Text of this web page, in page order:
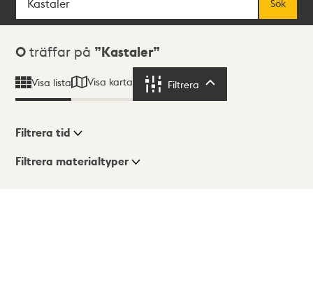
Sök
Sökresultat
0 träffar på Kastaler
Visa lista Visa karta Filtrera
Visningsläge
Filtrera tid
Filtrera materialtyper